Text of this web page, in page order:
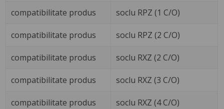
compatibilitate produs soclu RPZ (1 C/O)
compatibilitate produs soclu RPZ (2 C/O)
compatibilitate produs soclu RXZ (2 C/O)
compatibilitate produs soclu RXZ (3 C/O)
compatibilitate produs soclu RXZ (4 C/O)